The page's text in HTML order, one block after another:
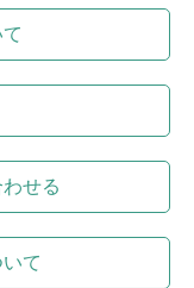
せる
て